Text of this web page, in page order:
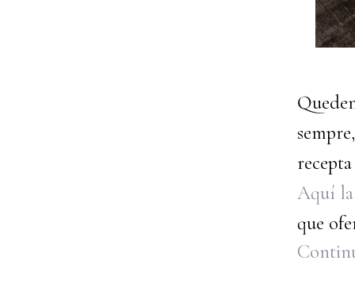
Aquí
que